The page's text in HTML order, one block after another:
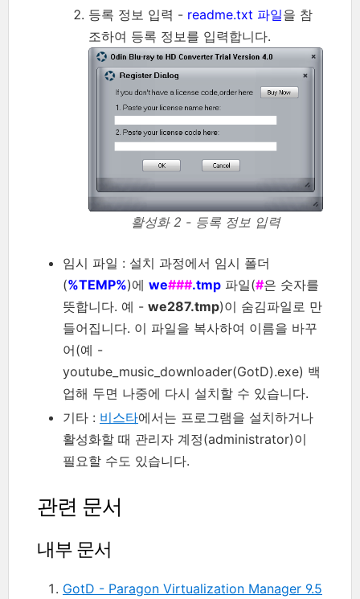
등록 정보 입력 - readme.txt 파일을 참
조하여 등록 정보를 입력합니다.
활성화 2 - 등록 정보 입력
임시 파일 : 설치 과정에서 임시 폴더
(%TEMP%)에 we###.tmp 파일(#은 숫자를
뜻합니다. 예 - we287.tmp)이 숨김파일로 만
들어집니다. 이 파일을 복사하여 이름을 바꾸
어(예 -
youtube_music_downloader(GotD).exe) 백
업해 두면 나중에 다시 설치할 수 있습니다.
기타 : 비스타에서는 프로그램을 설치하거나
활성화할 때 관리자 계정(administrator)이
필요할 수도 있습니다.
관련 문서
내부 문서
GotD - Paragon Virtualization Manager 9.5